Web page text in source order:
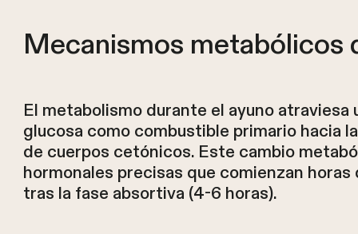
Mecanismos metabólicos
El metabolismo durante el ayuno
glucosa como combustible primario hacia
de cuerpos cetónicos. Este cambio
hormonales precisas que comienzan
tras la fase absortiva (4-6 horas).